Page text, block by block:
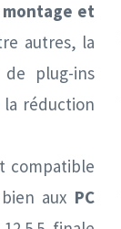
et
autres, la
plug-ins
la réduction
compatible
aux PC